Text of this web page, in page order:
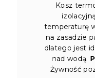
Kosz
temperaturę
na zasadzie
dlatego jest
nad wodą.
Żywność